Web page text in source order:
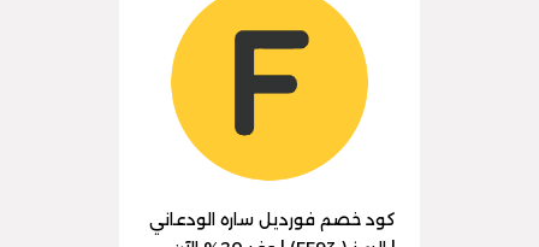
كود خصم فورديل ساره الودعاني